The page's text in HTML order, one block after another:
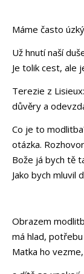
Máme často
Už hnutí naší
Je tolik cest, ale
Terezie z
důvěry a
Co je to
otázka.
Bože já bych tě
Jako bych mluvil
Obrazem
má hlad,
Matka ho